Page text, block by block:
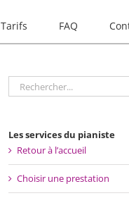
Tarifs FAQ
Rechercher:
Les services du pianiste
Retour à l’accueil
Choisir une prestation